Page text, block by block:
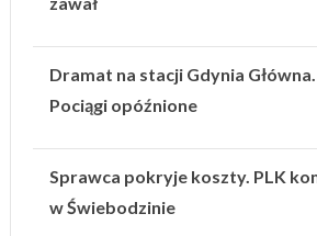
Dramat na stacji Gdynia
Pociągi opóźnione
Sprawca pokryje koszty. PLK
w Świebodzinie